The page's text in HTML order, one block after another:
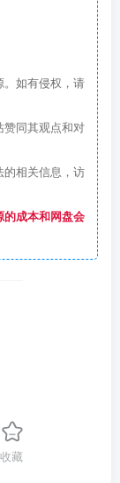
。如有侵权，请
赞同其观点和对
的相关信息，访
的成本和网盘会
收藏